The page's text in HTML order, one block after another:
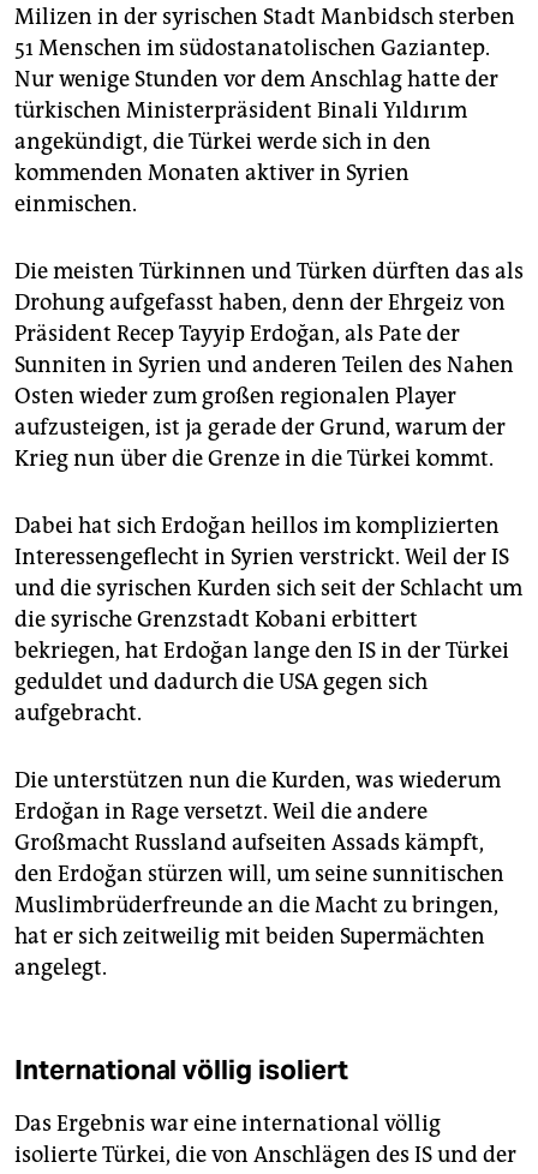
Milizen in der syrischen Stadt Manbidsch sterben
51 Menschen im südostanatolischen Gaziantep.
Nur wenige Stunden vor dem Anschlag hatte der
türkischen Ministerpräsident Binali Yıldırım
angekündigt, die Türkei werde sich in den
kommenden Monaten aktiver in Syrien
einmischen.
Die meisten Türkinnen und Türken dürften das als
Drohung aufgefasst haben, denn der Ehrgeiz von
Präsident Recep Tayyip Erdoğan, als Pate der
Sunniten in Syrien und anderen Teilen des Nahen
Osten wieder zum großen regionalen Player
aufzusteigen, ist ja gerade der Grund, warum der
Krieg nun über die Grenze in die Türkei kommt.
Dabei hat sich Erdoğan heillos im komplizierten
Interessengeflecht in Syrien verstrickt. Weil der IS
und die syrischen Kurden sich seit der Schlacht um
die syrische Grenzstadt Kobani erbittert
bekriegen, hat Erdoğan lange den IS in der Türkei
geduldet und dadurch die USA gegen sich
aufgebracht.
Die unterstützen nun die Kurden, was wiederum
Erdoğan in Rage versetzt. Weil die andere
Großmacht Russland aufseiten Assads kämpft,
den Erdoğan stürzen will, um seine sunnitischen
Muslimbrüderfreunde an die Macht zu bringen,
hat er sich zeitweilig mit beiden Supermächten
angelegt.
International völlig isoliert
Das Ergebnis war eine international völlig
isolierte Türkei, die von Anschlägen des IS und der